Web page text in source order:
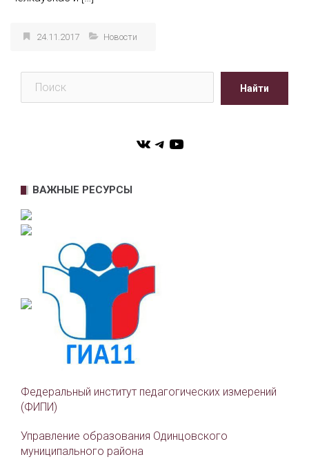
24.11.2017 Новости
Найти
VKTelegram
YouTube
ВАЖНЫЕ РЕСУРСЫ
Федеральный институт педагогических измерений
(ФИПИ)
Управление образования Одинцовского
муниципального района